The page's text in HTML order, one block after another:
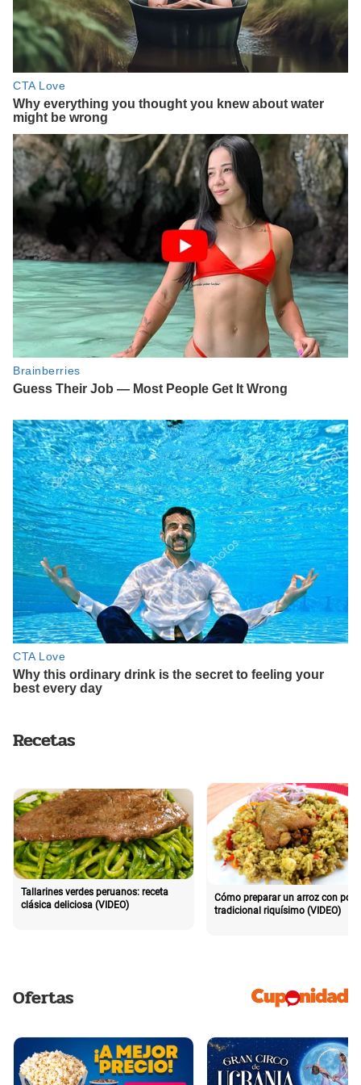
Recetas
Tallarines verdes peruanos: receta
clásica deliciosa (VIDEO)
Cómo preparar un arroz con pollo
tradicional riquísimo (VIDEO)
Ofertas